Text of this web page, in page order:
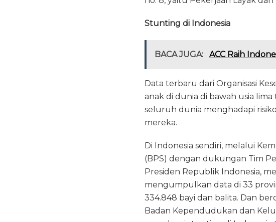
Stunting di Indonesia
BACA JUGA: ACC Raih
Data terbaru dari Organisasi
anak di dunia di bawah usia
seluruh dunia menghadapi
mereka.
Di Indonesia sendiri, melalui
(BPS) dengan dukungan Tim
Presiden Republik Indonesia,
mengumpulkan data di 33
334.848 bayi dan balita. Dan
Badan Kependudukan dan